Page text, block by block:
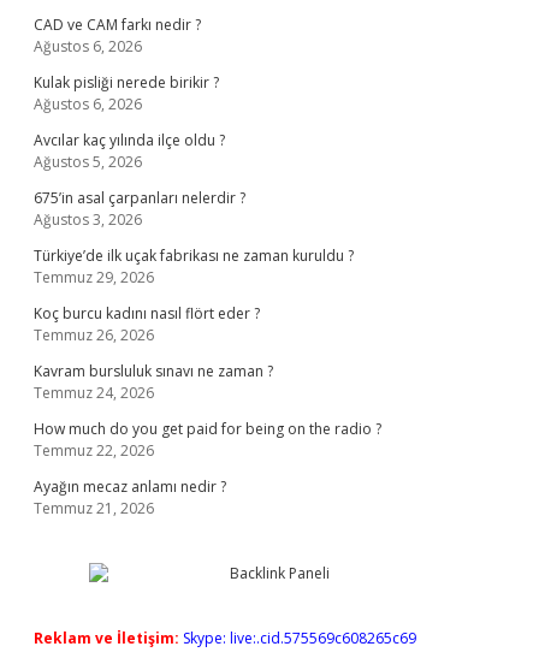
CAD ve CAM farkı nedir ?
Ağustos 6, 2026
Kulak pisliği nerede birikir ?
Ağustos 6, 2026
Avcılar kaç yılında ilçe oldu ?
Ağustos 5, 2026
675’in asal çarpanları nelerdir ?
Ağustos 3, 2026
Türkiye’de ilk uçak fabrikası ne zaman kuruldu ?
Temmuz 29, 2026
Koç burcu kadını nasıl flört eder ?
Temmuz 26, 2026
Kavram bursluluk sınavı ne zaman ?
Temmuz 24, 2026
How much do you get paid for being on the radio ?
Temmuz 22, 2026
Ayağın mecaz anlamı nedir ?
Temmuz 21, 2026
Reklam ve İletişim: Skype: live:.cid.575569c608265c69